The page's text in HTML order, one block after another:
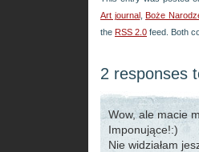
Art journal, Boże
the RSS 2.0 feed. Both
2 responses
Wow, ale macie
Imponujące!:)
Nie widziałam